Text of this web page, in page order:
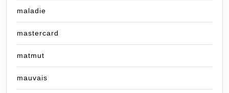
maladie
mastercard
matmut
mauvais